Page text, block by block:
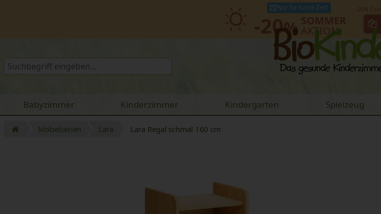
Nur für kurze Zeit!
-20% AKTION
Babyzimmer Kinderzimmer Kindergarten Spielzeug
Möbelserien Lara Lara Regal schmal 160 cm